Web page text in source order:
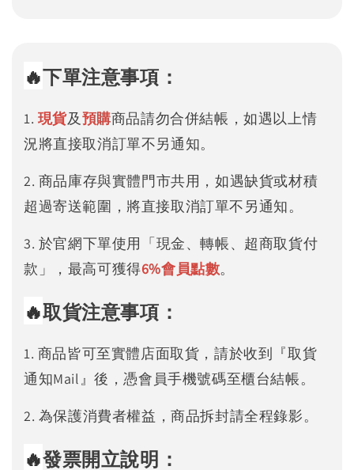
🔥下單注意事項：
1. 現貨及預購商品請勿合併結帳，如遇以上情
況將直接取消訂單不另通知。
2. 商品庫存與實體門市共用，如遇缺貨或材積
超過寄送範圍，將直接取消訂單不另通知。
3. 於官網下單使用「現金、轉帳、超商取貨付
款」，最高可獲得6%會員點數。
🔥取貨注意事項：
1. 商品皆可至實體店面取貨，請於收到『取貨
通知Mail』後，憑會員手機號碼至櫃台結帳。
2. 為保護消費者權益，商品拆封請全程錄影。
🔥發票開立說明：